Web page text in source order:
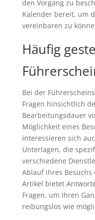
den Vorgang zu
Kalender bereit, um
vereinbaren zu
Häufig
Bei der
Fragen hinsichtlich
Bearbeitungsdauer
Möglichkeit eines
interessieren sich
Unterlagen, die
verschiedene
Ablauf ihres
Artikel bietet
Fragen, um Ihren
reibungslos wie